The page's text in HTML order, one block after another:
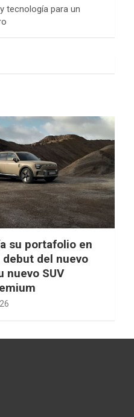
tecnología para un
su portafolio en
del nuevo
nuevo SUV